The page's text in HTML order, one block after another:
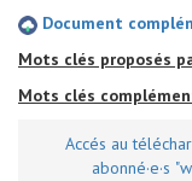
Document
Mots clés proposés
Mots clés
Accés au
abonné·e·s